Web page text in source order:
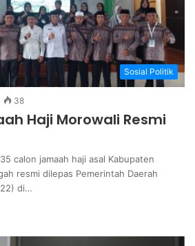
Sosial Politik
38
Haji Morowali Resmi
calon jamaah haji asal Kabupaten
resmi dilepas Pemerintah Daerah
di…